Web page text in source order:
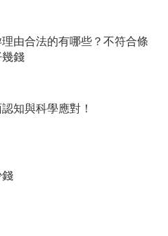
由合法的有哪些？不符合條
錢
知與科學應對！
錢